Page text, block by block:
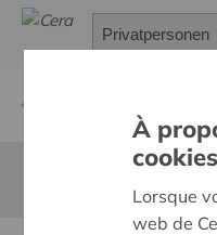
À
Lorsque
web de